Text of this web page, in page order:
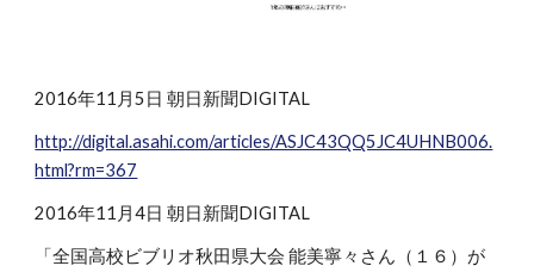
2016年11月5日 朝日新聞DIGITAL
http://digital.asahi.com/articles/ASJC43QQ5JC4UHNB006.
html?rm=367
2016年11月4日 朝日新聞DIGITAL
「全国高校ビブリオ秋田県大会 能美寧々さん（１６）が